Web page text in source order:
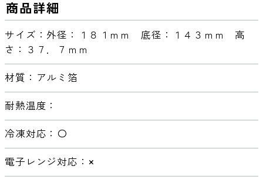
商品詳細
サイズ：外径：１８１ｍｍ 底径：１４３ｍｍ 高
さ：３７．７ｍｍ
材質：アルミ箔
耐熱温度：
冷凍対応：〇
電子レンジ対応：×